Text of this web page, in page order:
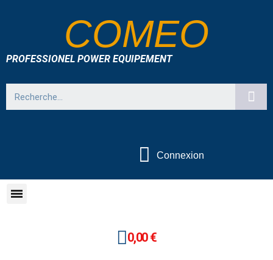
COMEO
PROFESSIONEL POWER EQUIPEMENT
Connexion
0,00 €